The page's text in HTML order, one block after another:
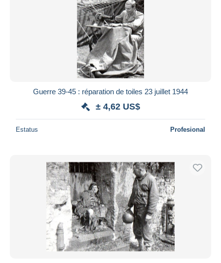
Guerre 39-45 : réparation de toiles 23 juillet 1944
± 4,62 US$
Estatus Profesional